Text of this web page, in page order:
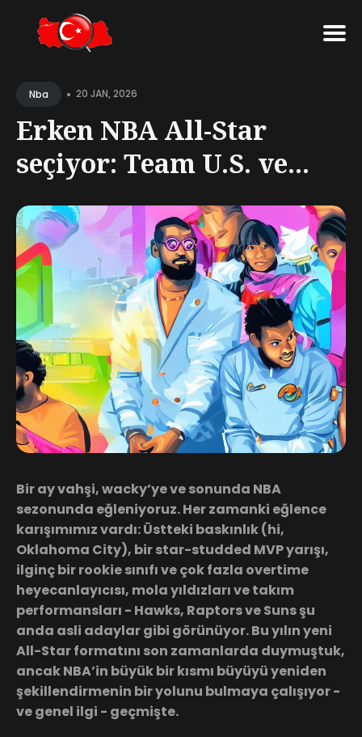
forNba • 20 JAN, 2026
Erken NBA All-Star
seçiyor: Team U.S. ve...
Bir ay vahşi, wacky’ye ve sonunda NBA
sezonunda eğleniyoruz. Her zamanki eğlence
karışımımız vardı: Üstteki baskınlık (hi,
Oklahoma City), bir star-studded MVP yarışı,
ilginç bir rookie sınıfı ve çok fazla overtime
heyecanlayıcısı, mola yıldızları ve takım
performansları - Hawks, Raptors ve Suns şu
anda asli adaylar gibi görünüyor. Bu yılın yeni
All-Star formatını son zamanlarda duymuştuk,
ancak NBA’in büyük bir kısmı büyüyü yeniden
şekillendirmenin bir yolunu bulmaya çalışıyor -
ve genel ilgi - geçmişte.